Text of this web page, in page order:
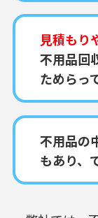
見積もり
不用品回
ためらっ
不用品の
もあり、